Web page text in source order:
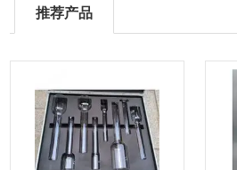
推荐产品